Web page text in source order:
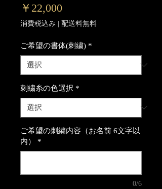
￥22,000価
格
消費税込み | 配送料無料
ご希望の書体(刺繍) *
刺繍糸の色選択 *
ご希望の刺繍内容（お名前 6文字以
内）
*
0/6